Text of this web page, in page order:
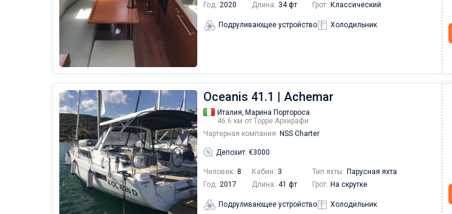
Год: 2020 Длина: 34 фт Грот: Классический
Подруливающее устройство Холодильник
Oceanis 41.1 | Achemar
Италия, Марина Портороса
46.6 км от Торре Архирафи
Чартерная компания: NSS Charter
Депозит: €3000
Человек: 8 Кабин: 3 Тип яхты: Парусная яхта
Год: 2017 Длина: 41 фт Грот: На скрутке
Подруливающее устройство Холодильник